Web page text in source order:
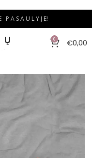
P A S A U L Y J E!
0 €0,00